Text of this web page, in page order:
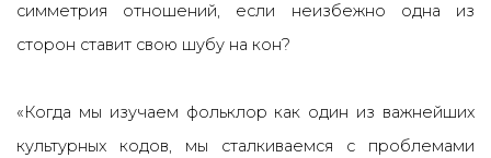
симметрия отношений, если неизбежно одна из
сторон ставит свою шубу на кон?
«Когда мы изучаем фольклор как один из важнейших
культурных кодов, мы сталкиваемся с проблемами